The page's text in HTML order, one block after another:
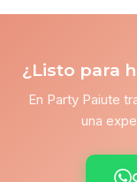
¿Listo para
En Party Paiute
una